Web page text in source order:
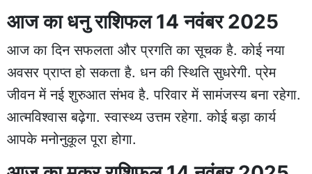
आज का धनु राशिफल 14 नवंबर 2025
आज का दिन सफलता और प्रगति का सूचक है. कोई नया
अवसर प्राप्त हो सकता है. धन की स्थिति सुधरेगी. प्रेम
जीवन में नई शुरुआत संभव है. परिवार में सामंजस्य बना रहेगा.
आत्मविश्वास बढ़ेगा. स्वास्थ्य उत्तम रहेगा. कोई बड़ा कार्य
आपके मनोनुकूल पूरा होगा.